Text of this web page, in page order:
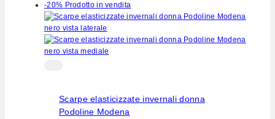
-20% Prodotto in vendita
Scarpe elasticizzate invernali donna
Podoline Modena